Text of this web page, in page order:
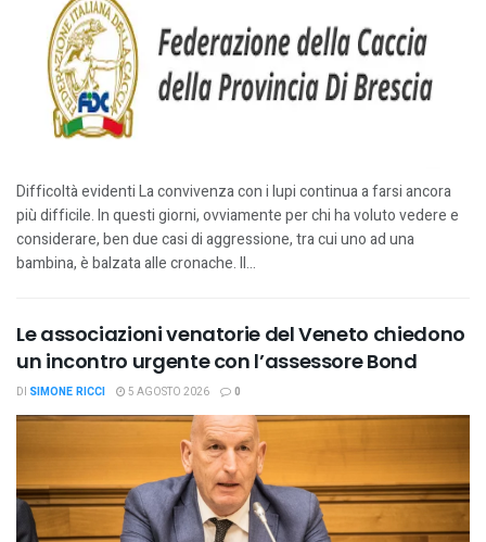
Difficoltà evidenti La convivenza con i lupi continua a farsi ancora
più difficile. In questi giorni, ovviamente per chi ha voluto vedere e
considerare, ben due casi di aggressione, tra cui uno ad una
bambina, è balzata alle cronache. Il...
Le associazioni venatorie del Veneto chiedono
un incontro urgente con l’assessore Bond
DI SIMONE RICCI 5 AGOSTO 2026 0